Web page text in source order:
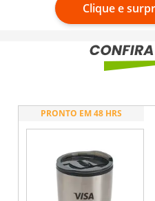
Clique e
PRONTO EM 48 HRS